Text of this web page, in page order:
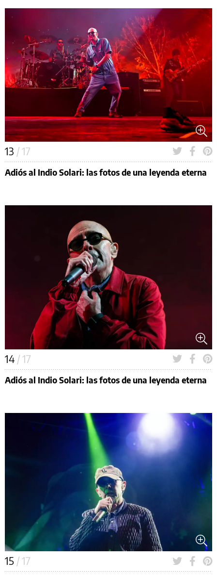
13 / 17
Adiós al Indio Solari: las fotos de una leyenda eterna
14 / 17
Adiós al Indio Solari: las fotos de una leyenda eterna
15 / 17